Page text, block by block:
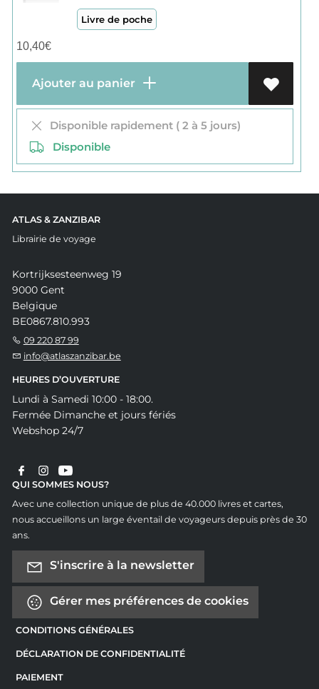
Livre de poche
10,40€
Ajouter au panier
Disponible rapidement ( 2 à 5 jours)
Disponible
ATLAS & ZANZIBAR
Librairie de voyage
Kortrijksesteenweg 19
9000 Gent
Belgique
BE0867.810.993
09 220 87 99
info@atlaszanzibar.be
HEURES D’OUVERTURE
Lundi à Samedi 10:00 - 18:00.
Fermée Dimanche et jours fériés
Webshop 24/7
QUI SOMMES NOUS?
Avec une collection unique de plus de 40.000 livres et cartes,
nous accueillons un large éventail de voyageurs depuis près de 30
ans.
S'inscrire à la newsletter
Gérer mes préférences de cookies
CONDITIONS GÉNÉRALES
DÉCLARATION DE CONFIDENTIALITÉ
PAIEMENT